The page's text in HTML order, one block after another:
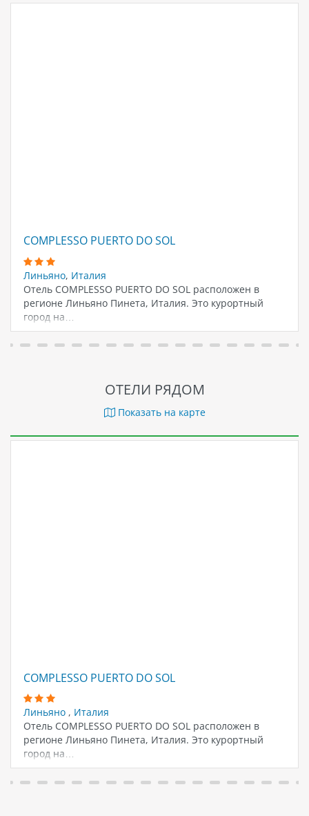
COMPLESSO PUERTO DO SOL
Линьяно, Италия
Отель COMPLESSO PUERTO DO SOL расположен в
регионе Линьяно Пинета, Италия. Это курортный
город на…
ОТЕЛИ РЯДОМ
Показать на карте
COMPLESSO PUERTO DO SOL
Линьяно , Италия
Отель COMPLESSO PUERTO DO SOL расположен в
регионе Линьяно Пинета, Италия. Это курортный
город на…